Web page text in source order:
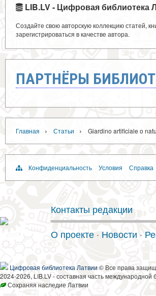
LIB.LV - Цифровая библиотека
Создайте свою авторскую коллекцию статей,
зарегистрироваться в качестве автора.
ПАРТНЁРЫ
Главная › Статьи › Giardino artificiale o
Конфиденциальность Условия Справка
Контакты редакции
О проекте · Новости ·
Цифровая библиотека Латвии © Все права
2024-2026, LIB.LV - составная часть международной
Сохраняя наследие Латвии